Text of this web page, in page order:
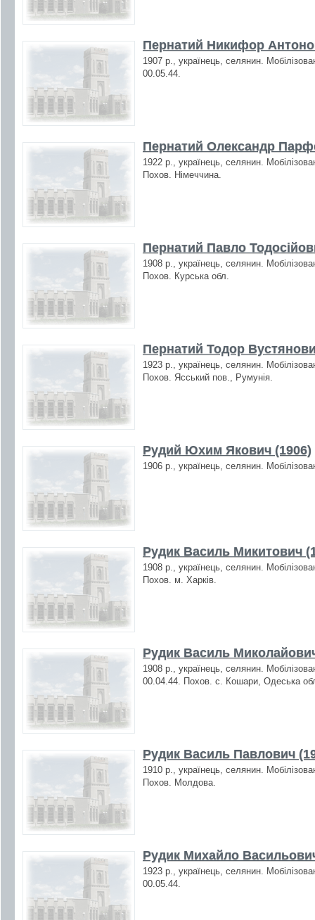
Пернатий Никифор
1907 р., українець, селянин.
00.05.44.
Пернатий Олександр
1922 р., українець, селянин.
Похов. Німеччина.
Пернатий Павло
1908 р., українець, селянин.
Похов. Курська обл.
Пернатий Тодор
1923 р., українець, селянин.
Похов. Ясський пов., Румунія.
Рудий Юхим Якович (1906)
1906 р., українець, селянин.
Рудик Василь Микитович
1908 р., українець, селянин.
Похов. м. Харків.
Рудик Василь
1908 р., українець, селянин.
00.04.44. Похов. с. Кошари, Одеська
Рудик Василь Павлович
1910 р., українець, селянин.
Похов. Молдова.
Рудик Михайло
1923 р., українець, селянин.
00.05.44.